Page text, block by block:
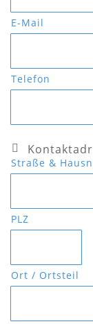
E-Mail
Telefon
Straße &
PLZ
Ort / Ortsteil